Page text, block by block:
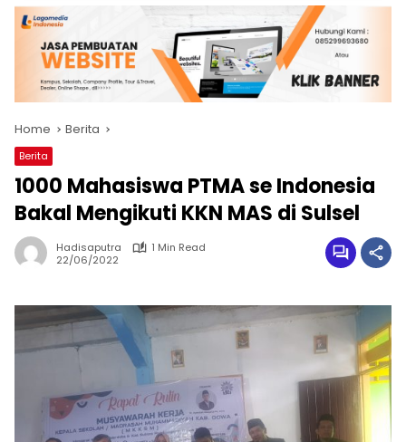
Home Berita
Berita
1000 Mahasiswa PTMA se Indonesia
Bakal Mengikuti KKN MAS di Sulsel
Hadisaputra
1 Min Read
22/06/2022